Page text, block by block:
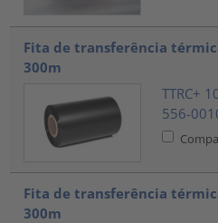
Fita de transferência
300m
TTRC+
556-
Fita de transferência
300m